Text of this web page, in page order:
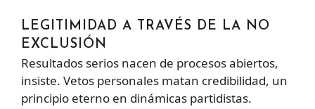
LEGITIMIDAD A TRAVÉS DE LA NO
EXCLUSIÓN
Resultados serios nacen de procesos abiertos,
insiste. Vetos personales matan credibilidad, un
principio eterno en dinámicas partidistas.